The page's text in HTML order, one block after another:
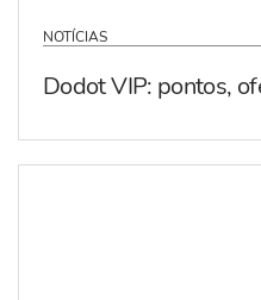
NOTÍCIAS
Dodot VIP: pontos,